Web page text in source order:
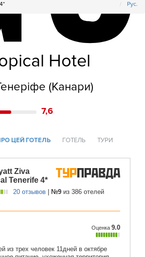
Рус.
Hotel
(Канари)
7,6
ЦЕЙ ГОТЕЛЬ ГОТЕЛЬ ТУРИ